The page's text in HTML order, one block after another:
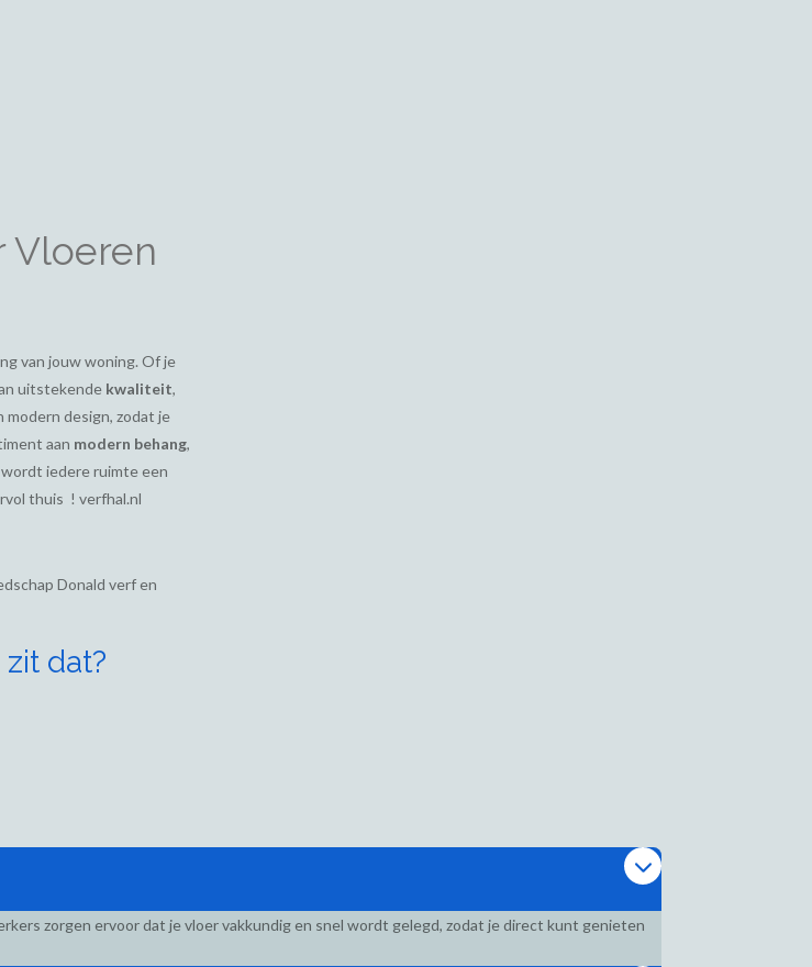
Vloeren
van jouw woning. Of je
uitstekende kwaliteit,
design, zodat je
aan modern behang,
iedere ruimte een
thuis ! verfhal.nl
Donald verf en
dat?
zorgen ervoor dat je vloer vakkundig en snel wordt gelegd, zodat je direct kunt genieten